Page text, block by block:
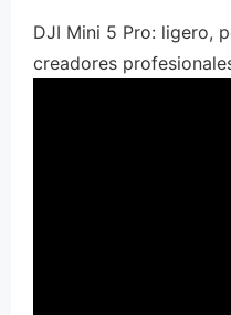
DJI Mini 5 Pro: ligero,
creadores